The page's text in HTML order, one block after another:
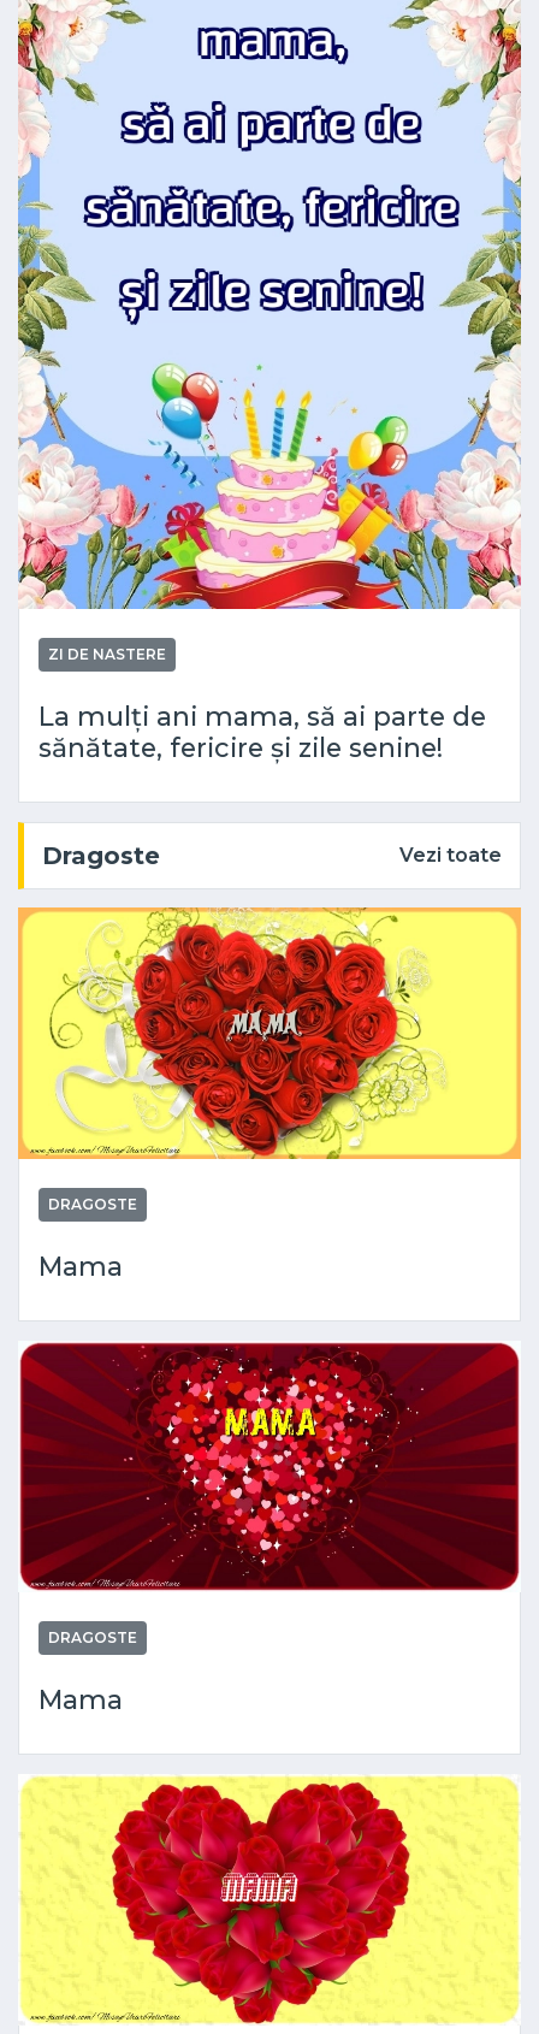
ZI DE NASTERE
La mulți ani mama, să ai parte de
sănătate, fericire și zile senine!
Dragoste Vezi toate
DRAGOSTE
Mama
DRAGOSTE
Mama